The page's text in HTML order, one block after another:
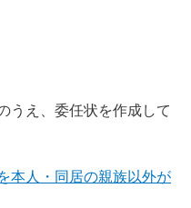
え、委任状を作成して
本人・同居の親族以外が